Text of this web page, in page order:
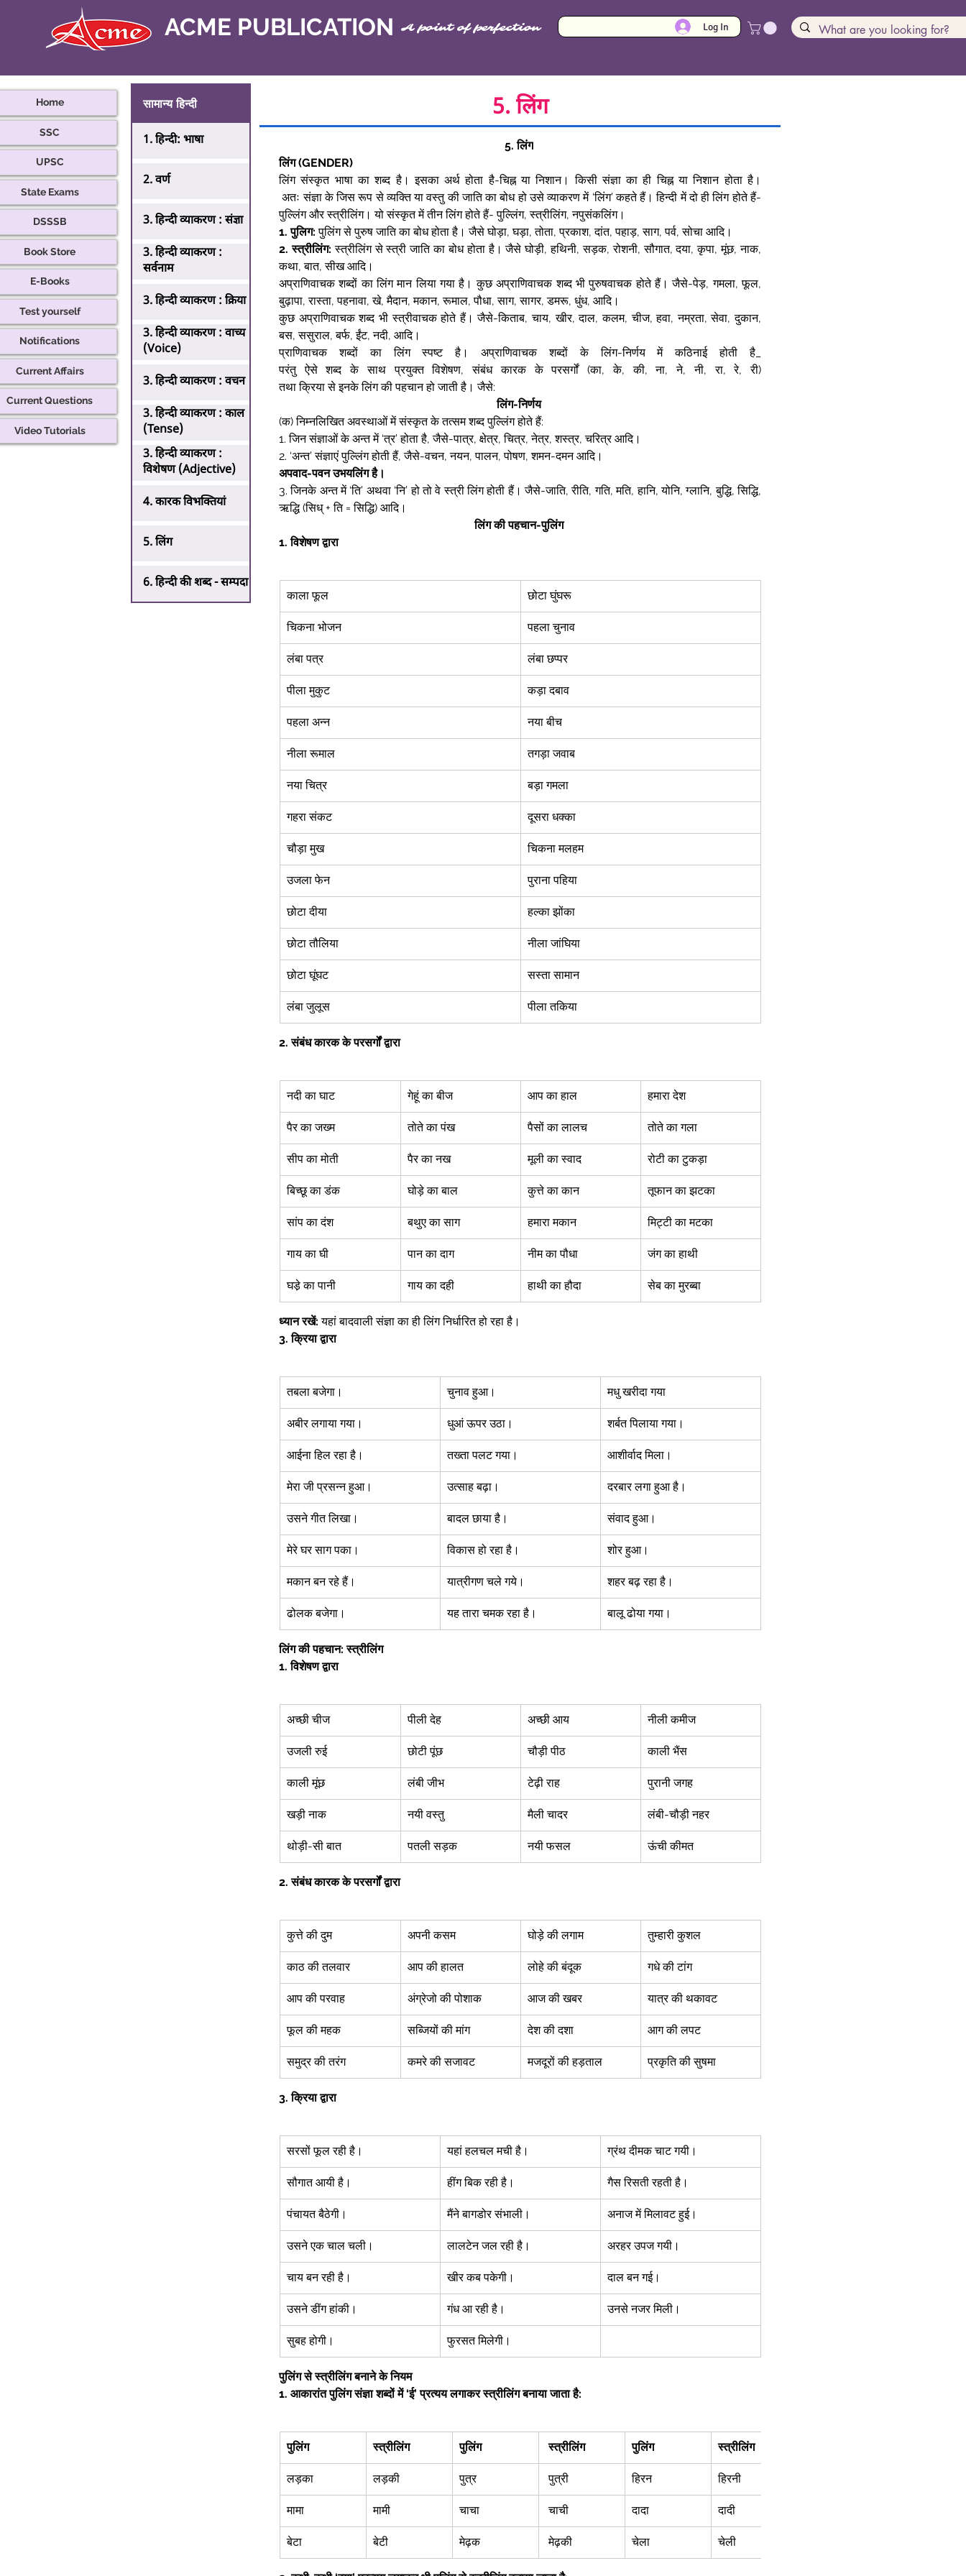
ACME PUBLICATION A point of perfection Log In
सामान्य हिन्दी
1. हिन्दी: भाषा
2. वर्ण
3. हिन्दी व्याकरण : संज्ञा
3. हिन्दी व्याकरण :
सर्वनाम
3. हिन्दी व्याकरण : क्रिया
3. हिन्दी व्याकरण : वाच्य
(Voice)
3. हिन्दी व्याकरण : वचन
3. हिन्दी व्याकरण : काल
(Tense)
3. हिन्दी व्याकरण :
विशेषण (Adjective)
4. कारक विभक्तियां
5. लिंग
6. हिन्दी की शब्द - सम्पदा
5. लिंग
5. लिंग
लिंग (GENDER)
लिंग संस्कृत भाषा का शब्द है। इसका अर्थ होता है-चिह्न या निशान। किसी संज्ञा का ही चिह्न या निशान होता है।
अतः संज्ञा के जिस रूप से व्यक्ति या वस्तु की जाति का बोध हो उसे व्याकरण में ‘लिंग’ कहते हैं। हिन्दी में दो ही लिंग होते हैं-
पुल्लिंग और स्त्रीलिंग। यो संस्कृत में तीन लिंग होते हैं- पुल्लिंग, स्त्रीलिंग, नपुसंकलिंग।
1. पुलिग: पुलिंग से पुरुष जाति का बोध होता है। जैसे घोड़ा, घड़ा, तोता, प्रकाश, दांत, पहाड़, साग, पर्व, सोचा आदि।
2. स्त्रीलिंग: स्त्रीलिंग से स्त्री जाति का बोध होता है। जैसे घोड़ी, हथिनी, सड़क, रोशनी, सौगात, दया, कृपा, मूंछ, नाक,
कथा, बात, सीख आदि।
अप्राणिवाचक शब्दों का लिंग मान लिया गया है। कुछ अप्राणिवाचक शब्द भी पुरुषवाचक होते हैं। जैसे-पेड़, गमला, फूल,
बुढ़ापा, रास्ता, पहनावा, खे, मैदान, मकान, रूमाल, पौधा, साग, सागर, डमरू, धुंध, आदि।
कुछ अप्राणिवाचक शब्द भी स्त्रीवाचक होते हैं। जैसे-किताब, चाय, खीर, दाल, कलम, चीज, हवा, नम्रता, सेवा, दुकान,
बस, ससुराल, बर्फ, ईंट, नदी, आदि।
प्राणिवाचक शब्दों का लिंग स्पष्ट है। अप्राणिवाचक शब्दों के लिंग-निर्णय में कठिनाई होती है_
परंतु ऐसे शब्द के साथ प्रयुक्त विशेषण, संबंध कारक के परसर्गों (का, के, की, ना, ने, नी, रा, रे, री)
तथा क्रिया से इनके लिंग की पहचान हो जाती है। जैसे:
लिंग-निर्णय
(क) निम्नलिखित अवस्थाओं में संस्कृत के तत्सम शब्द पुल्लिंग होते हैं:
1. जिन संज्ञाओं के अन्त में ‘त्र’ होता है, जैसे-पात्र, क्षेत्र, चित्र, नेत्र, शस्त्र, चरित्र आदि।
2. ‘अन्त’ संज्ञाएं पुल्लिंग होती हैं, जैसे-वचन, नयन, पालन, पोषण, शमन-दमन आदि।
अपवाद-पवन उभयलिंग है।
3. जिनके अन्त में ‘ति’ अथवा ‘नि’ हो तो वे स्त्री लिंग होती हैं। जैसे-जाति, रीति, गति, मति, हानि, योनि, ग्लानि, बुद्धि, सिद्धि,
ऋद्धि (सिध् + ति = सिद्धि) आदि।
लिंग की पहचान-पुलिंग
1. विशेषण द्वारा
काला फूल छोटा घुंघरू
चिकना भोजन पहला चुनाव
लंबा पत्र लंबा छप्पर
पीला मुकुट कड़ा दबाव
पहला अन्न नया बीच
नीला रूमाल तगड़ा जवाब
नया चित्र बड़ा गमला
गहरा संकट दूसरा धक्का
चौड़ा मुख चिकना मलहम
उजला फेन पुराना पहिया
छोटा दीया हल्का झोंका
छोटा तौलिया नीला जांघिया
छोटा घूंघट सस्ता सामान
लंबा जुलूस पीला तकिया
2. संबंध कारक के परसर्गों द्वारा
नदी का घाट गेहूं का बीज आप का हाल हमारा देश
पैर का जख्म तोते का पंख पैसों का लालच तोते का गला
सीप का मोती पैर का नख मूली का स्वाद रोटी का टुकड़ा
बिच्छू का डंक घोड़े का बाल कुत्ते का कान तूफान का झटका
सांप का दंश बथुए का साग हमारा मकान मिट्टी का मटका
गाय का घी पान का दाग नीम का पौधा जंग का हाथी
घडे़ का पानी गाय का दही हाथी का हौदा सेब का मुरब्बा
ध्यान रखें: यहां बादवाली संज्ञा का ही लिंग निर्धारित हो रहा है।
3. क्रिया द्वारा
तबला बजेगा। चुनाव हुआ। मधु खरीदा गया
अबीर लगाया गया। धुआं ऊपर उठा। शर्बत पिलाया गया।
आईना हिल रहा है। तख्ता पलट गया। आशीर्वाद मिला।
मेरा जी प्रसन्न हुआ। उत्साह बढ़ा। दरबार लगा हुआ है।
उसने गीत लिखा। बादल छाया है। संवाद हुआ।
मेरे घर साग पका। विकास हो रहा है। शोर हुआ।
मकान बन रहे हैं। यात्रीगण चले गये। शहर बढ़ रहा है।
ढोलक बजेगा। यह तारा चमक रहा है। बालू ढोया गया।
लिंग की पहचान: स्त्रीलिंग
1. विशेषण द्वारा
अच्छी चीज पीली देह अच्छी आय नीली कमीज
उजली रुई छोटी पूंछ चौड़ी पीठ काली भैंस
काली मूंछ लंबी जीभ टेढ़ी राह पुरानी जगह
खड़ी नाक नयी वस्तु मैली चादर लंबी-चौड़ी नहर
थोड़ी-सी बात पतली सड़क नयी फसल ऊंची कीमत
2. संबंध कारक के परसर्गों द्वारा
कुत्ते की दुम अपनी कसम घोड़े की लगाम तुम्हारी कुशल
काठ की तलवार आप की हालत लोहे की बंदूक गधे की टांग
आप की परवाह अंग्रेजो की पोशाक आज की खबर यात्र की थकावट
फूल की महक सब्जियों की मांग देश की दशा आग की लपट
समुद्र की तरंग कमरे की सजावट मजदूरों की हड़ताल प्रकृति की सुषमा
3. क्रिया द्वारा
सरसों फूल रही है। यहां हलचल मची है। ग्रंथ दीमक चाट गयी।
सौगात आयी है। हींग बिक रही है। गैस रिसती रहती है।
पंचायत बैठेगी। मैंने बागडोर संभाली। अनाज में मिलावट हुई।
उसने एक चाल चली। लालटेन जल रही है। अरहर उपज गयी।
चाय बन रही है। खीर कब पकेगी। दाल बन गई।
उसने डींग हांकी। गंध आ रही है। उनसे नजर मिली।
सुबह होगी। फुरसत मिलेगी।
पुलिंग से स्त्रीलिंग बनाने के नियम
1. आकारांत पुलिंग संज्ञा शब्दों में ‘ई’ प्रत्यय लगाकर स्त्रीलिंग बनाया जाता है:
पुलिंग स्त्रीलिंग पुलिंग स्त्रीलिंग पुलिंग स्त्रीलिंग
लड़का लड़की पुत्र पुत्री हिरन हिरनी
मामा मामी चाचा चाची दादा दादी
बेटा बेटी मेढ़क मेढ़की चेला चेली
Home
SSC
UPSC
State Exams
DSSSB
Book Store
E-Books
Test yourself
Notifications
Current Affairs
Current Questions
Video Tutorials